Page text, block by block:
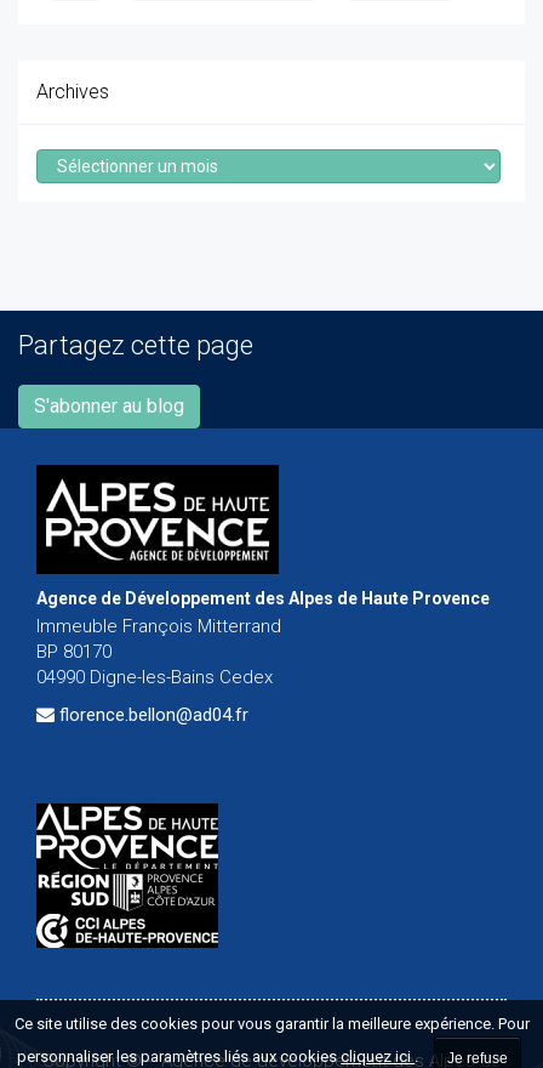
Archives
Archives
Partagez cette page
S'abonner au blog
Agence de Développement des Alpes de Haute Provence
Immeuble François Mitterrand
BP 80170
04990 Digne-les-Bains Cedex
florence.bellon@ad04.fr
Copyright ©-Agence de développement des Alpes de
Ce site utilise des cookies pour vous garantir la meilleure expérience. Pour
personnaliser les paramètres liés aux cookiescliquez ici. Je refuse